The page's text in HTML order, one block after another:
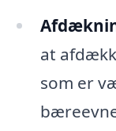
at
som er